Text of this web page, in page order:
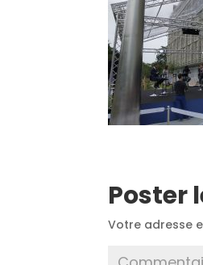
Poster
Votre adresse